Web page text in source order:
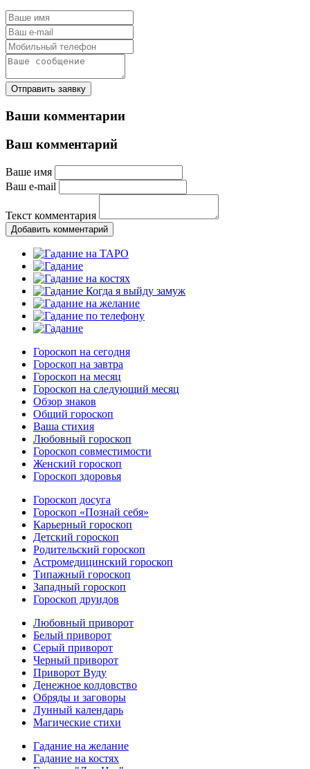
Отправить заявку
Ваши комментарии
Ваш комментарий
Ваше имя
Ваш e-mail
Текст комментария
Добавить комментарий
Гороскоп на сегодня
Гороскоп на завтра
Гороскоп на месяц
Гороскоп на следующий месяц
Обзор знаков
Общий гороскоп
Ваша стихия
Любовный гороскоп
Гороскоп совместимости
Женский гороскоп
Гороскоп здоровья
Гороскоп досуга
Гороскоп «Познай себя»
Карьерный гороскоп
Детский гороскоп
Родительский гороскоп
Астромедицинский гороскоп
Типажный гороскоп
Западный гороскоп
Гороскоп друидов
Любовный приворот
Белый приворот
Серый приворот
Черный приворот
Приворот Вуду
Денежное колдовство
Обряды и заговоры
Лунный календарь
Магические стихи
Гадание на желание
Гадание на костях